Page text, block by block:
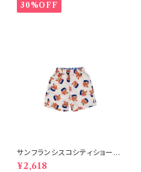
30%OFF
サンフランシスコシティショー
ツ オフホワイト 150-160
¥2,618